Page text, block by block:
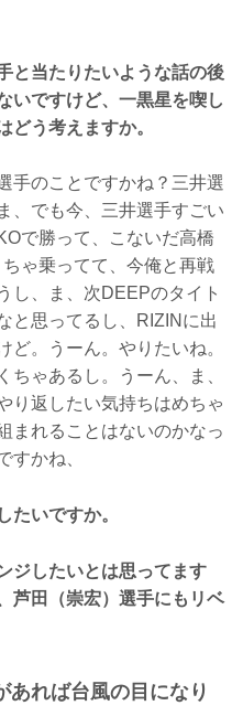
当たりたいような話の後
いですけど、一黒星を喫し
どう考えますか。
手のことですかね？三井選
、でも今、三井選手すごい
で勝って、こないだ高橋
ゃ乗ってて、今俺と再戦
し、ま、次DEEPのタイト
と思ってるし、RIZINに出
ど。うーん。やりたいね。
ちゃあるし。うーん、ま、
り返したい気持ちはめちゃ
まれることはないのかなっ
すかね、
いですか。
ジしたいとは思ってます
芦田（崇宏）選手にもリベ
あれば台風の目になり